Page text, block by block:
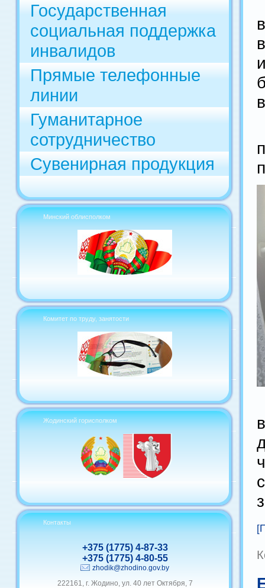
Государственная
социальная поддержка
инвалидов
Прямые телефонные
линии
Гуманитарное
сотрудничество
Сувенирная продукция
Минский облисполком
Комитет по труду, занятости
Жодинский горисполком
Контакты
+375 (1775) 4-87-33
+375 (1775) 4-80-55
zhodik@zhodino.gov.by
222161, г. Жодино, ул. 40 лет Октября, 7